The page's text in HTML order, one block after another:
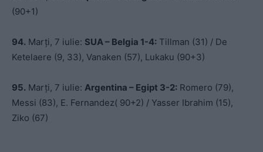
(90+1)
94. Marți, 7 iulie: SUA – Belgia 1-4: Tillman (31) / De
Ketelaere (9, 33), Vanaken (57), Lukaku (90+3)
95. Marți, 7 iulie: Argentina – Egipt 3-2: Romero (79),
Messi (83), E. Fernandez( 90+2) / Yasser Ibrahim (15),
Ziko (67)